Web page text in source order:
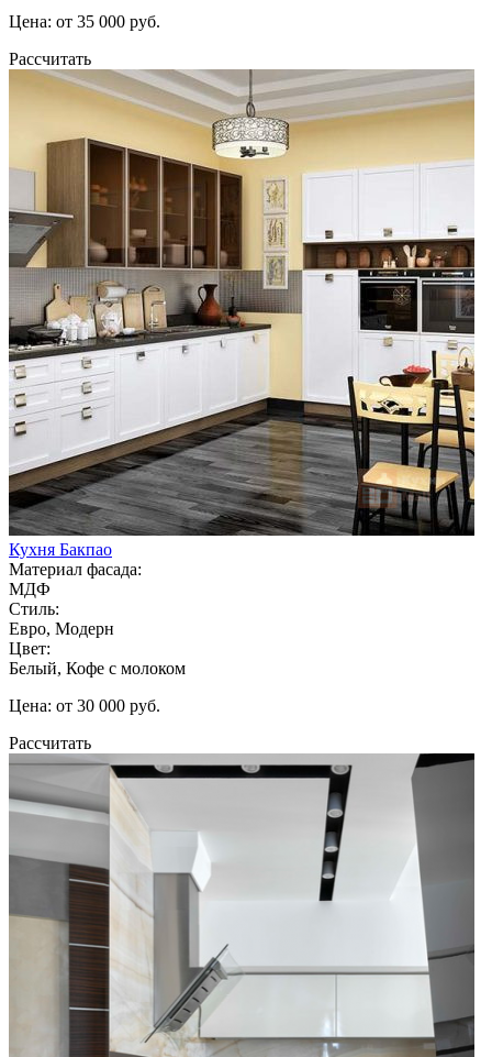
Цена: от 35 000 руб.
Рассчитать
Кухня Бакпао
Материал фасада:
МДФ
Стиль:
Евро, Модерн
Цвет:
Белый, Кофе с молоком
Цена: от 30 000 руб.
Рассчитать